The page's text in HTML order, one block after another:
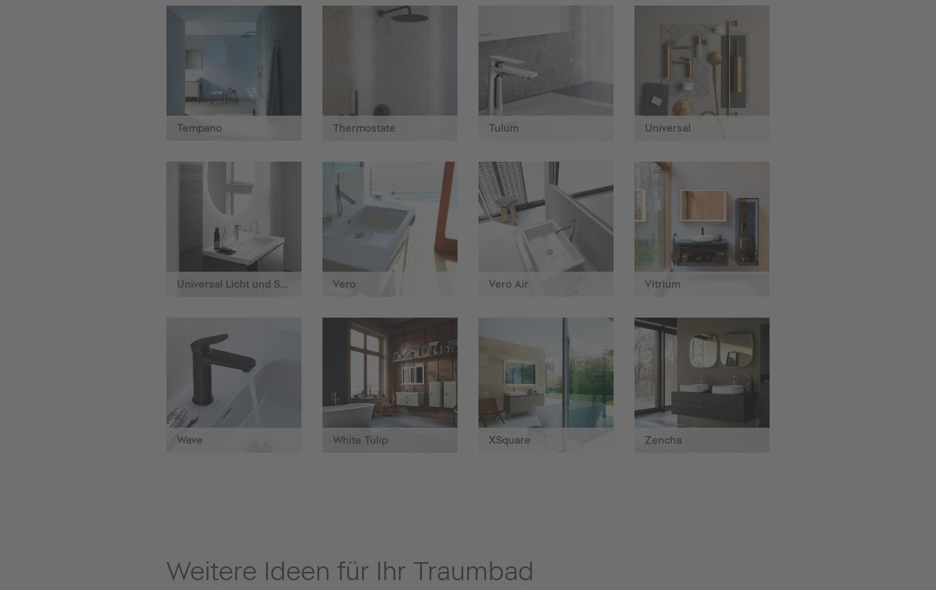
Tempano Thermostate Tulum Universal
Universal Licht und Spiegel Vero Vero Air Vitrium
Wave White Tulip XSquare Zencha
Weitere Ideen für Ihr Traumbad